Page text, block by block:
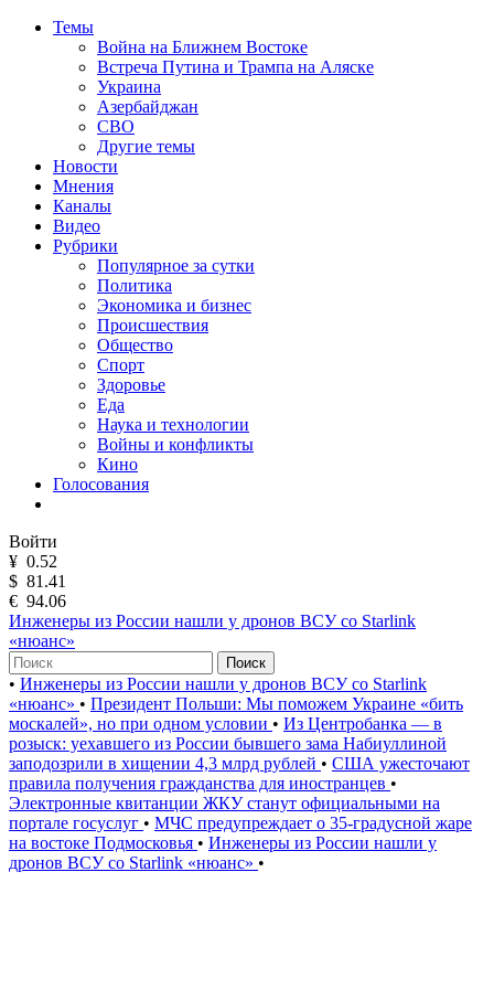
Темы
Война на Ближнем Востоке
Встреча Путина и Трампа на Аляске
Украина
Азербайджан
СВО
Другие темы
Новости
Мнения
Каналы
Видео
Рубрики
Популярное за сутки
Политика
Экономика и бизнес
Происшествия
Общество
Спорт
Здоровье
Еда
Наука и технологии
Войны и конфликты
Кино
Голосования
Войти
¥ 0.52
$ 81.41
€ 94.06
Инженеры из России нашли у дронов ВСУ со Starlink
«нюанс»
Поиск
• Инженеры из России нашли у дронов ВСУ со Starlink
«нюанс» • Президент Польши: Мы поможем Украине «бить
москалей», но при одном условии • Из Центробанка — в
розыск: уехавшего из России бывшего зама Набиуллиной
заподозрили в хищении 4,3 млрд рублей • США ужесточают
правила получения гражданства для иностранцев •
Электронные квитанции ЖКУ станут официальными на
портале госуслуг • МЧС предупреждает о 35-градусной жаре
на востоке Подмосковья • Инженеры из России нашли у
дронов ВСУ со Starlink «нюанс» •